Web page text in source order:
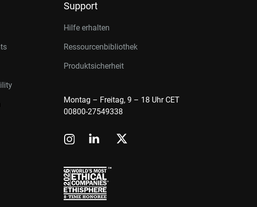
Support
Hilfe erhalten
Ressourcenbibliothek
Produktsicherheit
Montag – Freitag, 9 – 18 Uhr CET
00800-27549338